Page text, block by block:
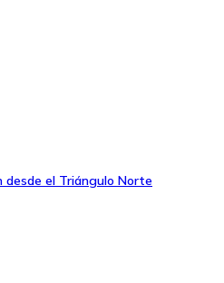
desde el Triángulo Norte